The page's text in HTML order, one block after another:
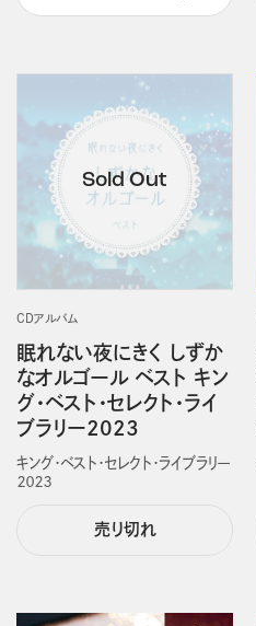
CDアルバム
眠れない夜にきく しずか
なオルゴール ベスト キン
グ・ベスト・セレクト・ライ
ブラリー2023
キング・ベスト・セレクト・ライブラリー
２０２３
売り切れ